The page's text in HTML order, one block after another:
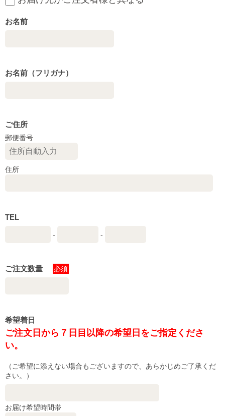
お名前
お名前（フリガナ）
ご住所
郵便番号
住所
TEL
- -
ご注文数量 必須
希望着日
ご注文日から７日目以降の希望日をご指定くださ
い。
（ご希望に添えない場合もございますので、あらかじめご了承くだ
さい。）
お届け希望時間帯